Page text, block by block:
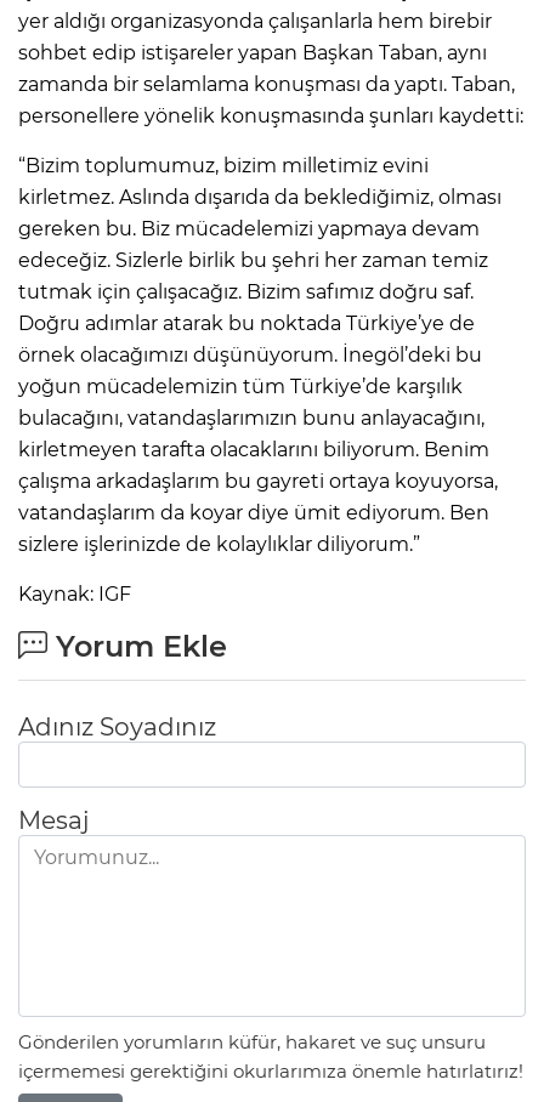
yer aldığı organizasyonda çalışanlarla hem birebir
sohbet edip istişareler yapan Başkan Taban, aynı
zamanda bir selamlama konuşması da yaptı. Taban,
personellere yönelik konuşmasında şunları kaydetti:
“Bizim toplumumuz, bizim milletimiz evini
kirletmez. Aslında dışarıda da beklediğimiz, olması
gereken bu. Biz mücadelemizi yapmaya devam
edeceğiz. Sizlerle birlik bu şehri her zaman temiz
tutmak için çalışacağız. Bizim safımız doğru saf.
Doğru adımlar atarak bu noktada Türkiye’ye de
örnek olacağımızı düşünüyorum. İnegöl’deki bu
yoğun mücadelemizin tüm Türkiye’de karşılık
bulacağını, vatandaşlarımızın bunu anlayacağını,
kirletmeyen tarafta olacaklarını biliyorum. Benim
çalışma arkadaşlarım bu gayreti ortaya koyuyorsa,
vatandaşlarım da koyar diye ümit ediyorum. Ben
sizlere işlerinizde de kolaylıklar diliyorum.”
Kaynak: IGF
Yorum Ekle
Adınız Soyadınız
Mesaj
Gönderilen yorumların küfür, hakaret ve suç unsuru
içermemesi gerektiğini okurlarımıza önemle hatırlatırız!